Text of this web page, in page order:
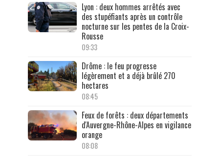
Lyon : deux hommes arrêtés avec
des stupéfiants après un contrôle
nocturne sur les pentes de la Croix-
Rousse
09:33
Drôme : le feu progresse
légèrement et a déjà brûlé 270
hectares
08:45
Feux de forêts : deux départements
d'Auvergne-Rhône-Alpes en vigilance
orange
08:08